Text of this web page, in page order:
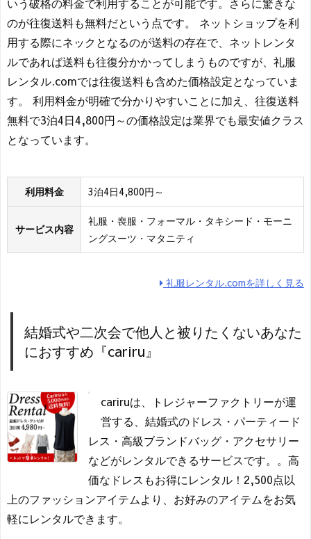
のが往復送料も無料だという点です。 ネットショップを利
用する際にネックとなるのが送料の存在で、ネットレンタ
ルであれば送料も往復分かかってしまうものですが、礼服
レンタル.comでは往復送料も含めた価格設定となっていま
す。 利用料金が明確で分かりやすいことに加え、往復送料
無料で3泊4日4,800円～の価格設定は業界でも最安値クラス
となっています。
利用料金 3泊4日4,800円～
サービス内容
礼服・喪服・フォーマル・タキシード・モーニ
ングスーツ・マタニティ
礼服レンタル.comを詳しく見る
結婚式や二次会で他人と被りたくないあなた
におすすめ『cariru』
cariruは、トレジャーファクトリーが運
営する、結婚式のドレス・パーティード
レス・高級ブランドバッグ・アクセサリー
などがレンタルできるサービスです。。高
価なドレスもお得にレンタル！2,500点以
上のファッションアイテムより、お好みのアイテムをお気
軽にレンタルできます。